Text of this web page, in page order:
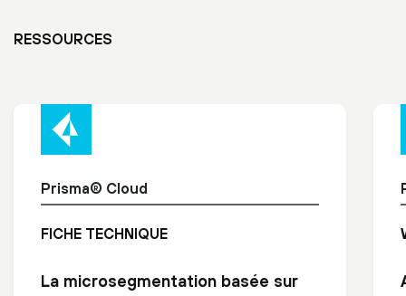
RESSOURCES
Prisma® Cloud
FICHE TECHNIQUE
La microsegmentation basée sur